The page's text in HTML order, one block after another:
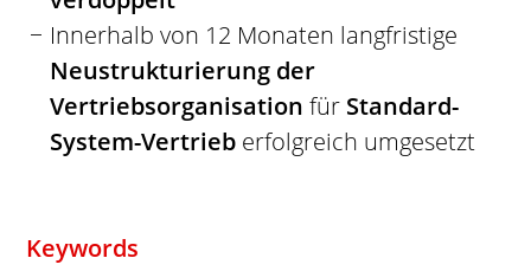
Innerhalb von 12 Monaten langfristige
Neustrukturierung der
Vertriebsorganisation für Standard-
System-Vertrieb erfolgreich umgesetzt
Keywords